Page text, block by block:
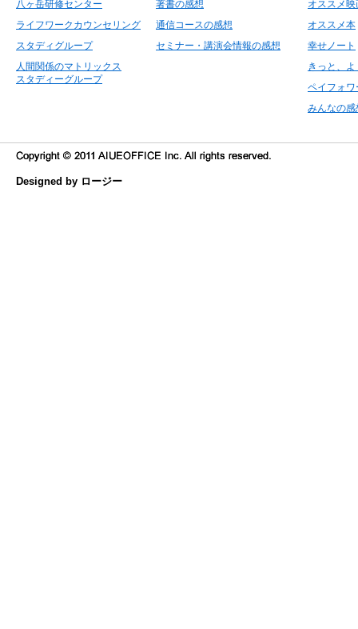
八ヶ岳研修センター
ライフワークカウンセリング
スタディグループ
人間関係のマトリックス
スタディーグループ
著書の感想
通信コースの感想
セミナー・講演会情報の感想
オススメ映
オススメ本
幸せノート
きっと、
ペイフォワ
みんなの感
Designed by ロージー